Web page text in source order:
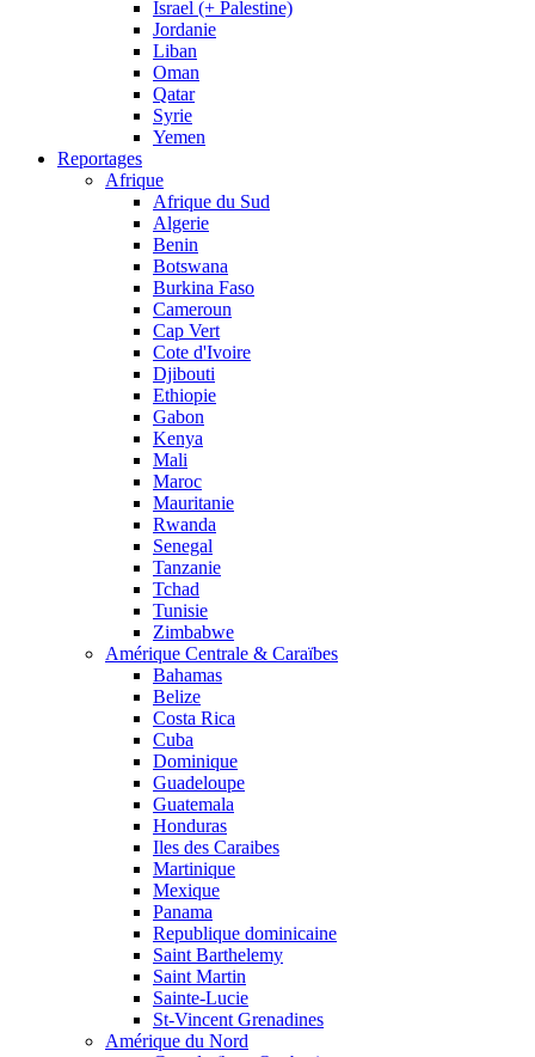
Israel (+ Palestine)
Jordanie
Liban
Oman
Qatar
Syrie
Yemen
Reportages
Afrique
Afrique du Sud
Algerie
Benin
Botswana
Burkina Faso
Cameroun
Cap Vert
Cote d'Ivoire
Djibouti
Ethiopie
Gabon
Kenya
Mali
Maroc
Mauritanie
Rwanda
Senegal
Tanzanie
Tchad
Tunisie
Zimbabwe
Amérique Centrale & Caraïbes
Bahamas
Belize
Costa Rica
Cuba
Dominique
Guadeloupe
Guatemala
Honduras
Iles des Caraibes
Martinique
Mexique
Panama
Republique dominicaine
Saint Barthelemy
Saint Martin
Sainte-Lucie
St-Vincent Grenadines
Amérique du Nord